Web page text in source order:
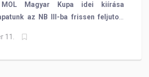
Magyar Kupa idei kiírása
az NB III-ba frissen feljutott
a zuglói kék-sárgák
11.